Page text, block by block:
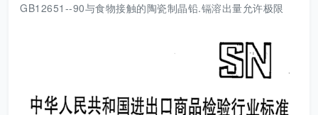
GB12651--90与食物接触的陶瓷制晶铅.镉溶出量允许极限